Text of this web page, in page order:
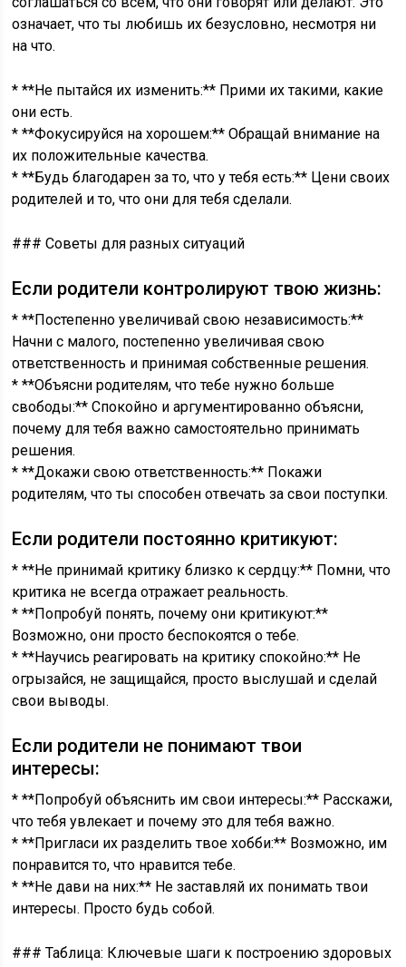
означает, что ты любишь их безусловно, несмотря ни
на что.
* **Не пытайся их изменить:** Прими их такими, какие
они есть.
* **Фокусируйся на хорошем:** Обращай внимание на
их положительные качества.
* **Будь благодарен за то, что у тебя есть:** Цени своих
родителей и то, что они для тебя сделали.
### Советы для разных ситуаций
Если родители контролируют твою жизнь:
* **Постепенно увеличивай свою независимость:**
Начни с малого, постепенно увеличивая свою
ответственность и принимая собственные решения.
* **Объясни родителям, что тебе нужно больше
свободы:** Спокойно и аргументированно объясни,
почему для тебя важно самостоятельно принимать
решения.
* **Докажи свою ответственность:** Покажи
родителям, что ты способен отвечать за свои поступки.
Если родители постоянно критикуют:
* **Не принимай критику близко к сердцу:** Помни, что
критика не всегда отражает реальность.
* **Попробуй понять, почему они критикуют:**
Возможно, они просто беспокоятся о тебе.
* **Научись реагировать на критику спокойно:** Не
огрызайся, не защищайся, просто выслушай и сделай
свои выводы.
Если родители не понимают твои
интересы:
* **Попробуй объяснить им свои интересы:** Расскажи,
что тебя увлекает и почему это для тебя важно.
* **Пригласи их разделить твое хобби:** Возможно, им
понравится то, что нравится тебе.
* **Не дави на них:** Не заставляй их понимать твои
интересы. Просто будь собой.
### Таблица: Ключевые шаги к построению здоровых